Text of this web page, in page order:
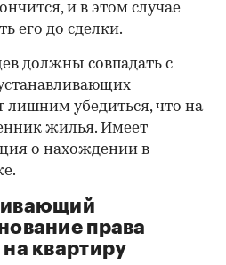
и в этом случае
его до сделки.
должны совпадать с
лишним убедиться, что на
жилья. Имеет
о нахождении в
права
квартиру